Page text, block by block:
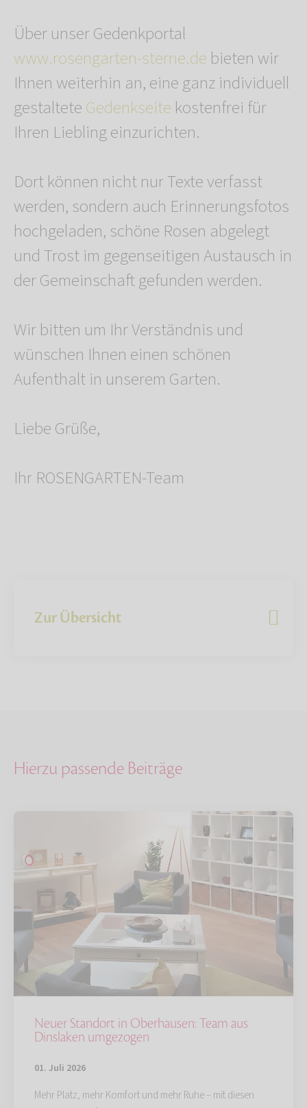
Über unser Gedenkportal
www.rosengarten-sterne.de bieten wir
Ihnen weiterhin an, eine ganz individuell
gestalteteGedenkseite kostenfrei für
Ihren Liebling einzurichten.
Dort können nicht nur Texte verfasst
werden, sondern auch Erinnerungsfotos
hochgeladen, schöne Rosen abgelegt
und Trost im gegenseitigen Austausch in
der Gemeinschaft gefunden werden.
Wir bitten um Ihr Verständnis und
wünschen Ihnen einen schönen
Aufenthalt in unserem Garten.
Liebe Grüße,
Ihr ROSENGARTEN-Team
Zur Übersicht
Hierzu passende Beiträge
Neuer Standort in Oberhausen: Team aus
Dinslaken umgezogen
01. Juli 2026
Mehr Platz, mehr Komfort und mehr Ruhe – mit diesen